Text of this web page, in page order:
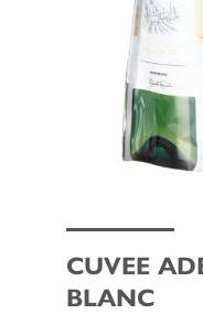
CUVEE
BLANC